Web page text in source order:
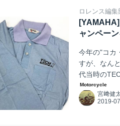
ロレンス編集
ャンペー
今年の"コカ
すが、なん
代当時の
シャツを限
して家捜し
宮﨑健